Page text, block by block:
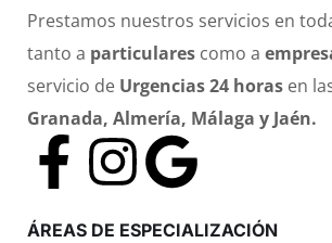
Prestamos nuestros servicios en
tanto a particulares como a
servicio de Urgencias 24 horas en
Granada, Almería, Málaga y Jaén.
ÁREAS DE ESPECIALIZACIÓN